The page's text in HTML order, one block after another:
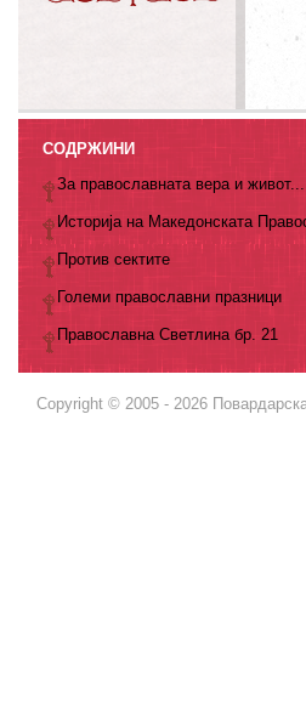
СОДРЖИНИ
За православната вера и живот...
Историја на Македонската
Против сектите
Големи православни празници
Православна Светлина бр. 21
Copyright © 2005 - 2026